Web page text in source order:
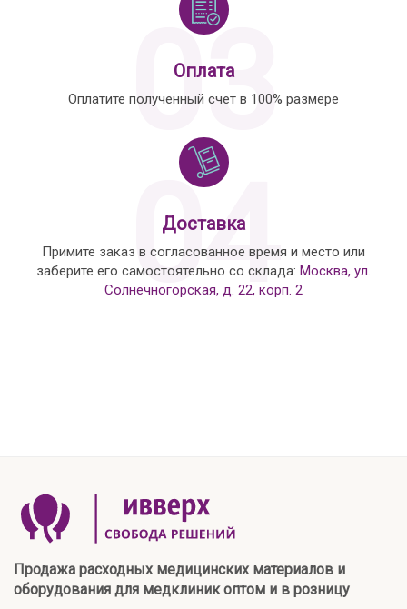
03
Оплата
Оплатите полученный счет в 100% размере
04
Доставка
Примите заказ в согласованное время и место или
заберите его самостоятельно со склада: Москва, ул.
Солнечногорская, д. 22, корп. 2
Продажа расходных медицинских материалов и
оборудования для медклиник оптом и в розницу